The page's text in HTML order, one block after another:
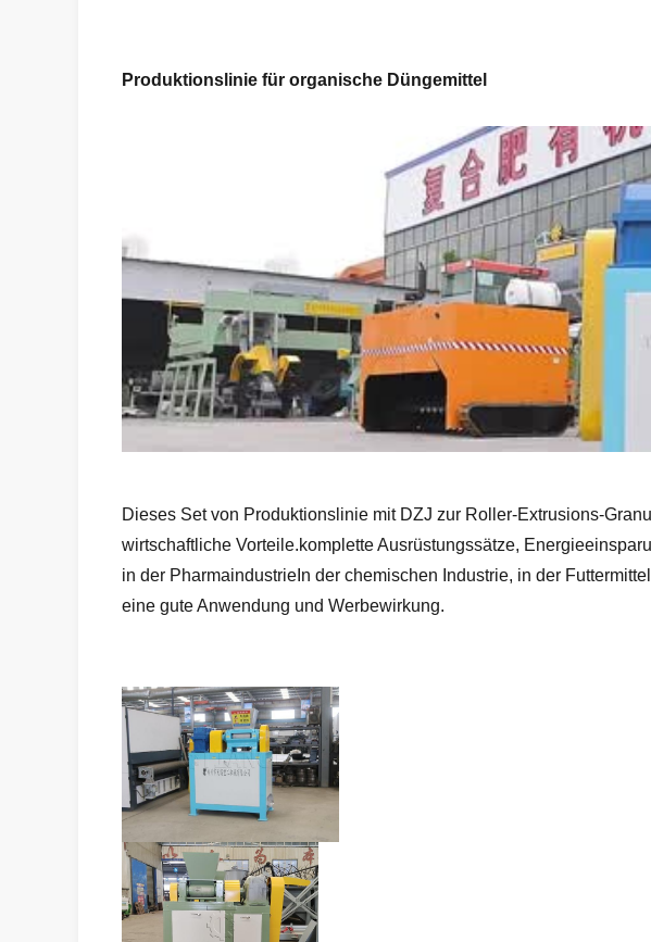
Produktionslinie für organische Düngemittel
Dieses Set von Produktionslinie mit DZJ zur Roller-Extrusions-
wirtschaftliche Vorteile.komplette Ausrüstungssätze,
in der PharmaindustrieIn der chemischen Industrie, in der
eine gute Anwendung und Werbewirkung.